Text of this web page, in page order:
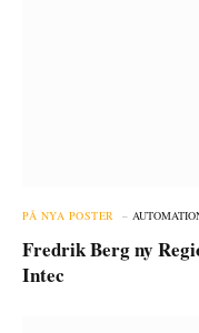
PÅ NYA POSTER
Fredrik Berg ny
Intec